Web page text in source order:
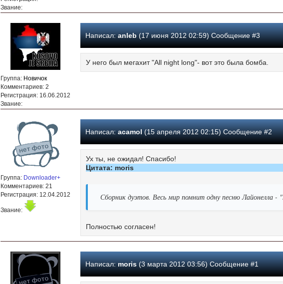
Звание:
Группа: Новичок
Комментариев: 2
Регистрация: 16.06.2012
Звание:
Написал: anleb(17 июня 2012 02:59) Сообщение #3
У него был мегахит "All night long"- вот это была бомба.
Группа: Downloader+
Комментариев: 21
Регистрация: 12.04.2012
Звание:
Написал: acamol(15 апреля 2012 02:15) Сообщение #2
Ух ты, не ожидал! Спасибо!
Цитата: moris
Сборник дуэтов. Весь мир помнит одну песню Лайонелла
Полностью согласен!
Написал: moris(3 марта 2012 03:56) Сообщение #1